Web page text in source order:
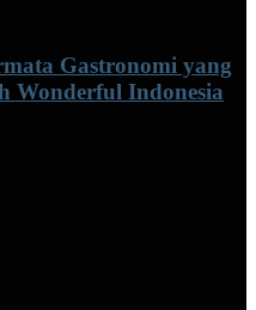
Gastronomi yang
Wonderful Indonesia